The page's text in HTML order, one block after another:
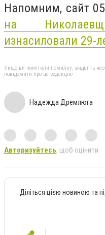
Напомним, сайт
на
изнасиловали 29-
Якщо ви помітили помилку, виділіть
повідомити про це редакцію
Надежда Дремлюга
Авторизуйтесь, щоб оцінити
Діліться цією новиною та